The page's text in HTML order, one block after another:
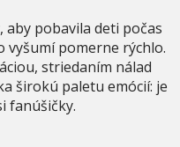
aby pobavila deti počas
vyšumí pomerne rýchlo.
striedaním nálad
širokú paletu emócií: je
fanúšičky.